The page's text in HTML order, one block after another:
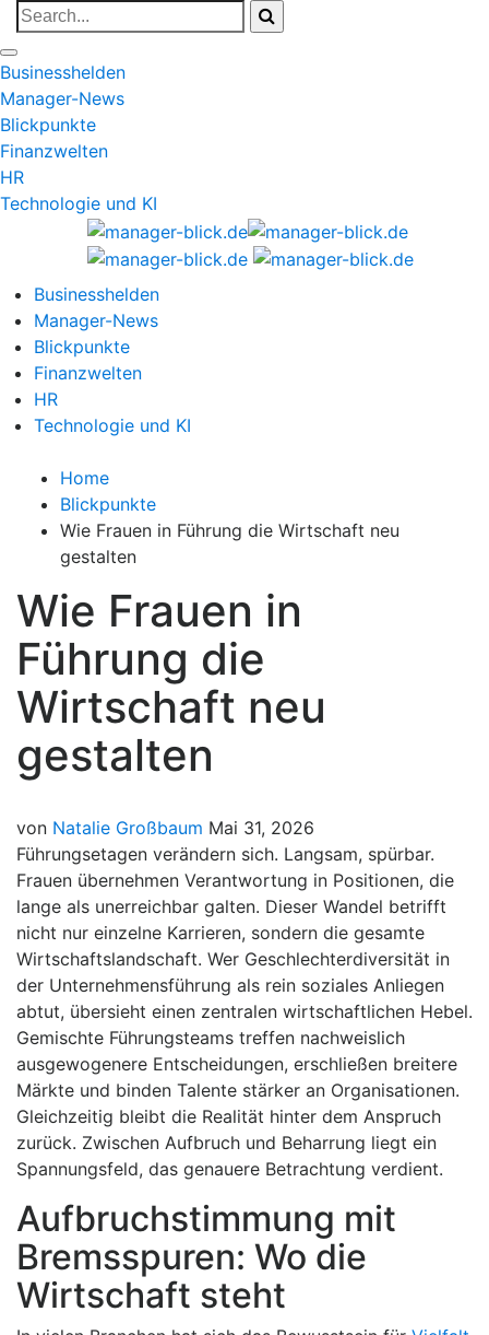
Businesshelden
Manager-News
Blickpunkte
Finanzwelten
HR
Technologie und KI
Businesshelden
Manager-News
Blickpunkte
Finanzwelten
HR
Technologie und KI
Home
Blickpunkte
Wie Frauen in Führung die Wirtschaft neu
gestalten
Wie Frauen in
Führung die
Wirtschaft neu
gestalten
von Natalie Großbaum Mai 31, 2026
Führungsetagen verändern sich. Langsam, spürbar.
Frauen übernehmen Verantwortung in Positionen, die
lange als unerreichbar galten. Dieser Wandel betrifft
nicht nur einzelne Karrieren, sondern die gesamte
Wirtschaftslandschaft. Wer Geschlechterdiversität in
der Unternehmensführung als rein soziales Anliegen
abtut, übersieht einen zentralen wirtschaftlichen Hebel.
Gemischte Führungsteams treffen nachweislich
ausgewogenere Entscheidungen, erschließen breitere
Märkte und binden Talente stärker an Organisationen.
Gleichzeitig bleibt die Realität hinter dem Anspruch
zurück. Zwischen Aufbruch und Beharrung liegt ein
Spannungsfeld, das genauere Betrachtung verdient.
Aufbruchstimmung mit
Bremsspuren: Wo die
Wirtschaft steht